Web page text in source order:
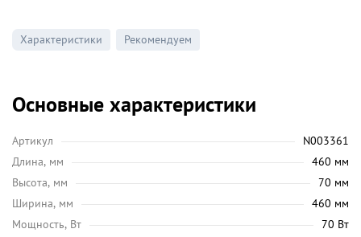
Характеристики Рекомендуем
Основные характеристики
Артикул
N003361
Длина, мм
460 мм
Высота, мм
70 мм
Ширина, мм
460 мм
Мощность, Вт
70 Вт